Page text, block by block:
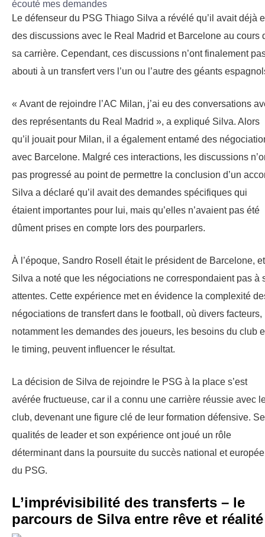
Le défenseur du PSG Thiago Silva a révélé qu’il avait déjà
des discussions avec le Real Madrid et Barcelone au cours
sa carrière. Cependant, ces discussions n’ont finalement
abouti à un transfert vers l’un ou l’autre des géants
« Avant de rejoindre l’AC Milan, j’ai eu des conversations
des représentants du Real Madrid », a expliqué Silva. Alors
qu’il jouait pour Milan, il a également entamé des
avec Barcelone. Malgré ces interactions, les discussions
pas progressé au point de permettre la conclusion d’un
Silva a déclaré qu’il avait des demandes spécifiques qui
étaient importantes pour lui, mais qu’elles n’avaient pas été
dûment prises en compte lors des pourparlers.
À l’époque, Sandro Rosell était le président de Barcelone, et
Silva a noté que les négociations ne correspondaient pas à
attentes. Cette expérience met en évidence la complexité
négociations de transfert dans le football, où divers facteurs,
notamment les demandes des joueurs, les besoins du club
le timing, peuvent influencer le résultat.
La décision de Silva de rejoindre le PSG à la place s’est
avérée fructueuse, car il a connu une carrière réussie avec
club, devenant une figure clé de leur formation défensive.
qualités de leader et son expérience ont joué un rôle
déterminant dans la poursuite du succès national et
du PSG.
L’imprévisibilité des transferts – le
parcours de Silva entre rêve et réalité